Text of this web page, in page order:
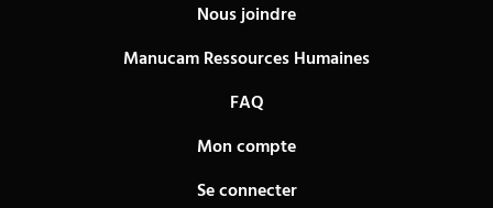
Nous joindre
Manucam Ressources Humaines
FAQ
Mon compte
Se connecter